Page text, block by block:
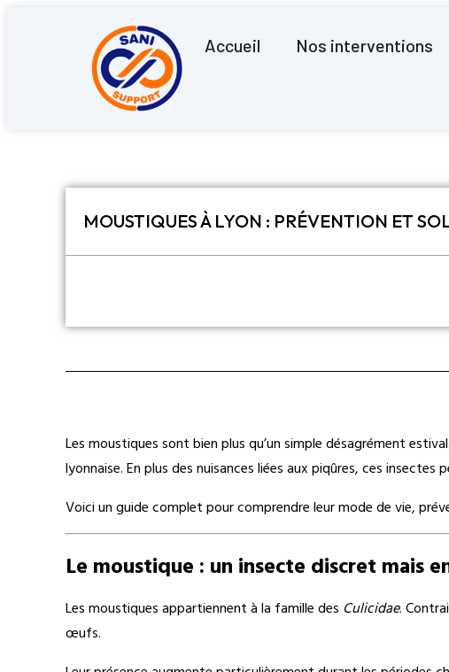
Accueil Nos interventions
MOUSTIQUES À LYON : PRÉVENTION ET
Les moustiques sont bien plus qu’un simple désagrément
lyonnaise. En plus des nuisances liées aux piqûres, ces
Voici un guide complet pour comprendre leur mode de vie,
Le moustique : un insecte discret mais
Les moustiques appartiennent à la famille des Culicidae.
œufs.